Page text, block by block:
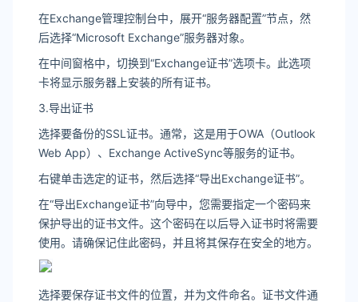
在Exchange管理控制台中，展开“服务器配置”节点，然
后选择“Microsoft Exchange”服务器对象。
在中间窗格中，切换到“Exchange证书”选项卡。此选项
卡将显示服务器上安装的所有证书。
3.导出证书
选择要备份的SSL证书。通常，这是用于OWA（Outlook
Web App）、Exchange ActiveSync等服务的证书。
右键单击选定的证书，然后选择“导出Exchange证书”。
在“导出Exchange证书”向导中，您需要指定一个密码来
保护导出的证书文件。这个密码在以后导入证书时将需要
使用。请确保记住此密码，并且将其保存在安全的地方。
选择要保存证书文件的位置，并为文件命名。证书文件通